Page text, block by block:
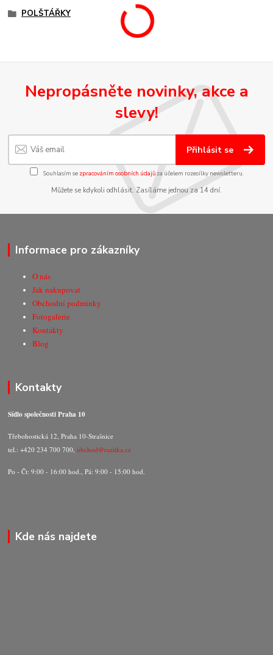
POLŠTÁŘKY
Nepropásněte novinky, akce a
slevy!
Přihlásit se
Souhlasím se zpracováním osobních údajůza účelem rozesílky newsletteru.
Můžete se kdykoli odhlásit. Zasíláme jednou za 14 dní.
Informace pro zákazníky
O nás
Jak nakupovat
Obchodní podmínky
Fotogalerie
Kontakty
Blog
Kontakty
Sídlo společnosti Praha 10
Třebohostická 12, Praha 10-Strašnice
tel.: +420 234 700 700,obchod@razitka.cz
Po - Čt: 9:00 - 16:00 hod., Pá: 9:00 - 15:00 hod.
Kde nás najdete